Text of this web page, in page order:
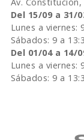
Del 15/09 a 31/
Lunes a viernes:
Sábados: 9 a
Del 01/04 a 14/
Lunes a viernes:
Sábados: 9 a